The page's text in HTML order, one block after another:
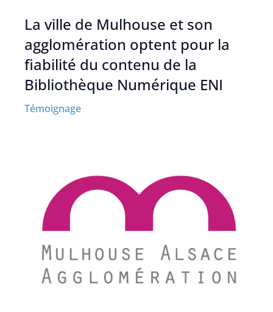
La ville de Mulhouse et son
agglomération optent pour la
fiabilité du contenu de la
Bibliothèque Numérique ENI
Témoignage